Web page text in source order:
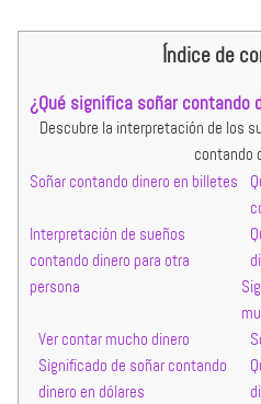
Índice de
¿Qué significa soñar contando
Descubre la interpretación de los
contando
Soñar contando dinero en billetes
Interpretación de sueños
contando dinero para otra
persona
Ver contar mucho dinero
Significado de soñar contando
dinero en dólares